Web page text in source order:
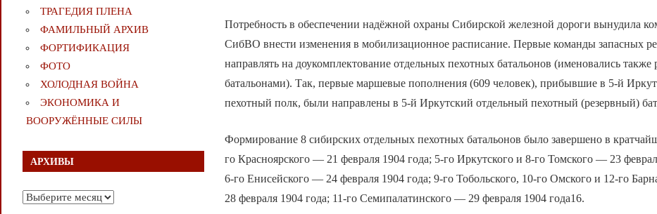
Потребность в обеспечении надёжной охраны Сибирской железной дороги вынудила
СибВО внести изменения в мобилизационное расписание. Первые команды запасных
направлять на доукомплектование отдельных пехотных батальонов (именовались также
батальонами). Так, первые маршевые пополнения (609 человек), прибывшие в 5-й
пехотный полк, были направлены в 5-й Иркутский отдельный пехотный (резервный)
Формирование 8 сибирских отдельных пехотных батальонов было завершено в
го Красноярского — 21 февраля 1904 года; 5-го Иркутского и 8-го Томского — 23
6-го Енисейского — 24 февраля 1904 года; 9-го Тобольского, 10-го Омского и 12-го
28 февраля 1904 года; 11-го Семипалатинского — 29 февраля 1904 года16.
ТРАГЕДИЯ ПЛЕНА
ФАМИЛЬНЫЙ АРХИВ
ФОРТИФИКАЦИЯ
ФОТО
ХОЛОДНАЯ ВОЙНА
ЭКОНОМИКА И
ВООРУЖЁННЫЕ СИЛЫ
АРХИВЫ
Архивы